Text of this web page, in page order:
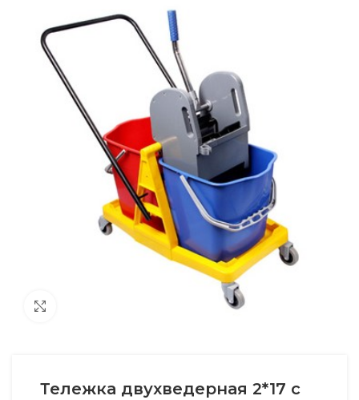
Тележка двухведерная 2*17 с